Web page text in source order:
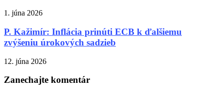
1. júna 2026
P. Kažimír: Inflácia prinúti ECB k ďalšiemu
zvýšeniu úrokových sadzieb
12. júna 2026
Zanechajte komentár